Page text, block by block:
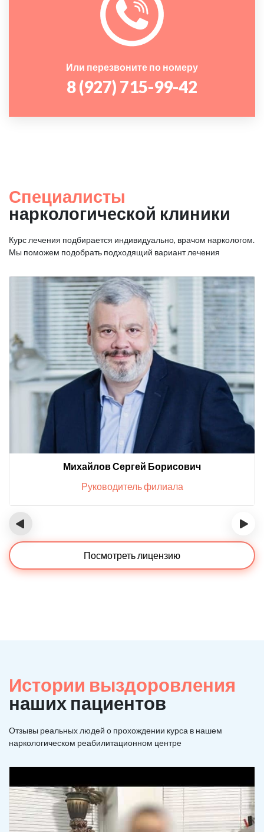
Или перезвоните по номеру
8 (927) 715-99-42
Специалисты
наркологической клиники
Курс лечения подбирается индивидуально, врачом наркологом.
Мы поможем подобрать подходящий вариант лечения
Михайлов Сергей Борисович
Руководитель филиала
‹ ›
Посмотреть лицензию
Истории выздоровления
наших пациентов
Отзывы реальных людей о прохождении курса в нашем
наркологическом реабилитационном центре